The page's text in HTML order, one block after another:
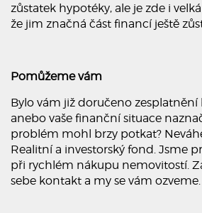
zůstatek hypotéky, ale je zde i
že jim značná část financí ještě
Pomůžeme vám
Bylo vám již doručeno
anebo vaše finanční situace
problém mohl brzy potkat?
Realitní a investorský fond. Jsme
při rychlém nákupu nemovitostí.
sebe kontakt a my se vám ozveme.